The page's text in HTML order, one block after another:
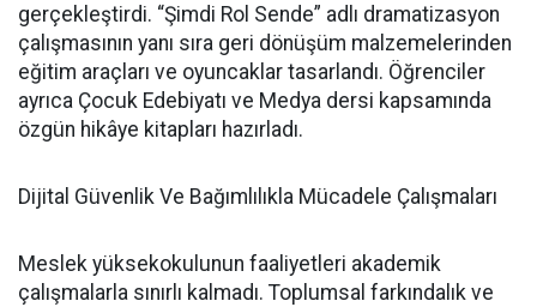
gerçekleştirdi. “Şimdi Rol Sende” adlı dramatizasyon
çalışmasının yanı sıra geri dönüşüm malzemelerinden
eğitim araçları ve oyuncaklar tasarlandı. Öğrenciler
ayrıca Çocuk Edebiyatı ve Medya dersi kapsamında
özgün hikâye kitapları hazırladı.
Dijital Güvenlik Ve Bağımlılıkla Mücadele Çalışmaları
Meslek yüksekokulunun faaliyetleri akademik
çalışmalarla sınırlı kalmadı. Toplumsal farkındalık ve